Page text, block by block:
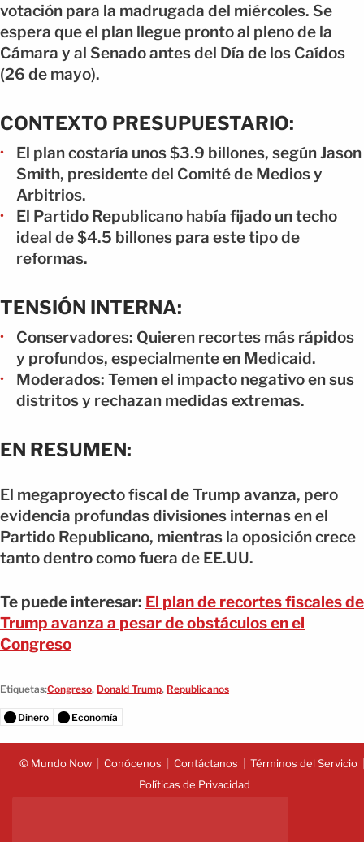
votación para la madrugada del miércoles. Se
espera que el plan llegue pronto al pleno de la
Cámara y al Senado antes del Día de los Caídos
(26 de mayo).
CONTEXTO PRESUPUESTARIO:
El plan costaría unos $3.9 billones, según Jason
Smith, presidente del Comité de Medios y
Arbitrios.
El Partido Republicano había fijado un techo
ideal de $4.5 billones para este tipo de
reformas.
TENSIÓN INTERNA:
Conservadores: Quieren recortes más rápidos
y profundos, especialmente en Medicaid.
Moderados: Temen el impacto negativo en sus
distritos y rechazan medidas extremas.
EN RESUMEN:
El megaproyecto fiscal de Trump avanza, pero
evidencia profundas divisiones internas en el
Partido Republicano, mientras la oposición crece
tanto dentro como fuera de EE.UU.
Te puede interesar: El plan de recortes fiscales de
Trump avanza a pesar de obstáculos en el
Congreso
Etiquetas:Congreso, Donald Trump, Republicanos
Dinero Economía
© Mundo Now Conócenos Contáctanos
Términos del Servicio
Políticas de Privacidad